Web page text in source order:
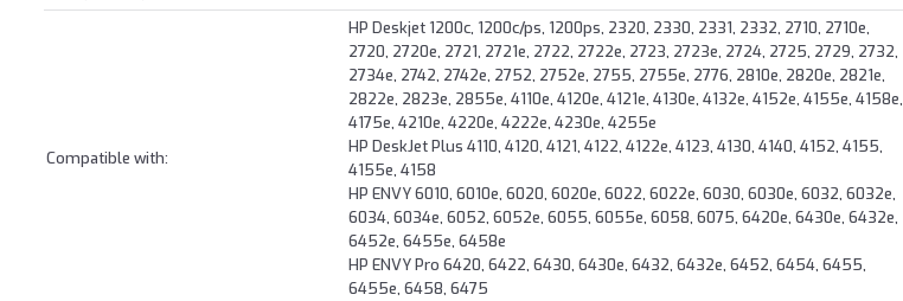
Compatible with:
HP Deskjet 1200c, 1200c/ps, 1200ps, 2320, 2330, 2331, 2332, 2710, 2710e,
2720, 2720e, 2721, 2721e, 2722, 2722e, 2723, 2723e, 2724, 2725, 2729, 2732,
2734e, 2742, 2742e, 2752, 2752e, 2755, 2755e, 2776, 2810e, 2820e, 2821e,
2822e, 2823e, 2855e, 4110e, 4120e, 4121e, 4130e, 4132e, 4152e, 4155e, 4158e,
4175e, 4210e, 4220e, 4222e, 4230e, 4255e
HP DeskJet Plus 4110, 4120, 4121, 4122, 4122e, 4123, 4130, 4140, 4152, 4155,
4155e, 4158
HP ENVY 6010, 6010e, 6020, 6020e, 6022, 6022e, 6030, 6030e, 6032, 6032e,
6034, 6034e, 6052, 6052e, 6055, 6055e, 6058, 6075, 6420e, 6430e, 6432e,
6452e, 6455e, 6458e
HP ENVY Pro 6420, 6422, 6430, 6430e, 6432, 6432e, 6452, 6454, 6455,
6455e, 6458, 6475